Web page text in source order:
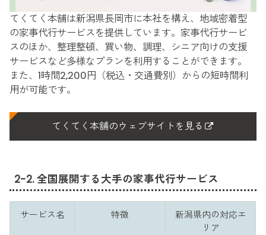
てくてく本舗は新潟県長岡市に本社を構え、地域密着型
の家事代行サービスを提供しています。家事代行サービ
スのほか、整理整頓、買い物、調理、シニア向けの支援
サービスなど多様なプランを利用することができます。
また、1時間2,200円（税込・交通費別）からの短時間利
用が可能です。
てくてく本舗のウェブサイトを見る
2-2. 全国展開する大手の家事代行サービス
サービス名 特徴
新潟県内の対応エ
リア